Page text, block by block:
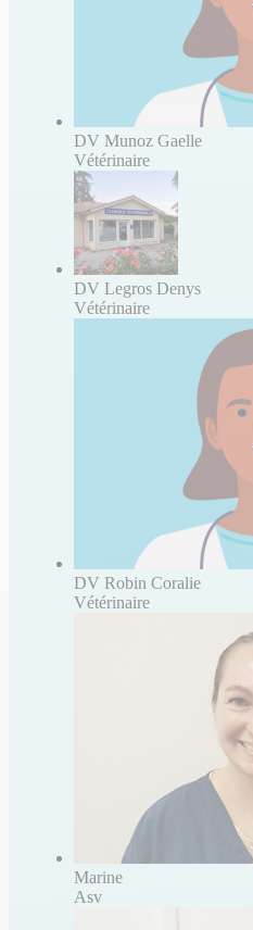
DV Munoz Gaelle
Vétérinaire
DV Legros Denys
Vétérinaire
DV Robin Coralie
Vétérinaire
Marine
Asv